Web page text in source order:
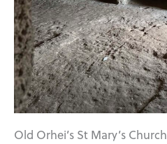
Old Orhei’s St Mary’s Church